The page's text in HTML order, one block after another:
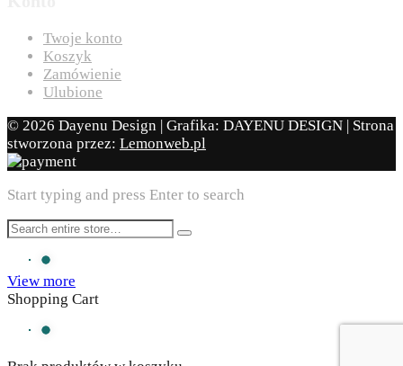
Twoje konto
Koszyk
Zamówienie
Ulubione
© 2026 Dayenu Design | Grafika: DAYENU DESIGN | Strona
stworzona przez: Lemonweb.pl
Start typing and press Enter to search
View more
Shopping Cart